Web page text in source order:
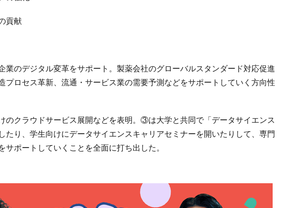
貢献
のデジタル変革をサポート。製薬会社のグローバルスタンダード対応促進
プロセス革新、流通・サービス業の需要予測などをサポートしていく方向性
クラウドサービス展開などを表明。③は大学と共同で「データサイエンス
たり、学生向けにデータサイエンスキャリアセミナーを開いたりして、専門
サポートしていくことを全面に打ち出した。